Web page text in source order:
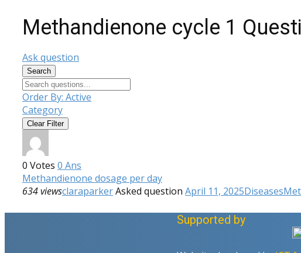
Methandienone cycle 1
Ask question
Search
Order By: Active
Category
Clear Filter
0 Votes 0 Ans
Methandienone dosage per day
634 viewsclaraparkerAsked question April 11, 2025Diseases
Supported by